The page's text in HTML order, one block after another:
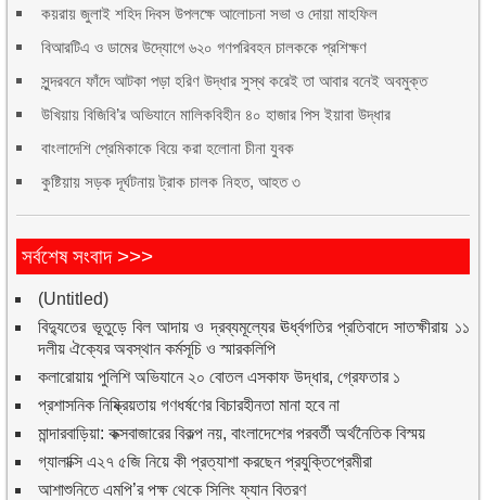
কয়রায় জুলাই শহিদ দিবস উপলক্ষে আলোচনা সভা ও দোয়া মাহফিল
বিআরটিএ ও ডামের উদ্যোগে ৬২০ গণপরিবহন চালককে প্রশিক্ষণ
সুন্দরবনে ফাঁদে আটকা পড়া হরিণ উদ্ধার সুস্থ করেই তা আবার বনেই অবমুক্ত
উখিয়ায় বিজিবি’র অভিযানে মালিকবিহীন ৪০ হাজার পিস ইয়াবা উদ্ধার
বাংলাদেশি প্রেমিকাকে বিয়ে করা হলোনা চীনা যুবক
কুষ্টিয়ায় সড়ক দূর্ঘটনায় ট্রাক চালক নিহত, আহত ৩
সর্বশেষ সংবাদ >>>
(Untitled)
বিদ্যুতের ভূতুড়ে বিল আদায় ও দ্রব্যমূল্যের ঊর্ধ্বগতির প্রতিবাদে সাতক্ষীরায় ১১
দলীয় ঐক্যের অবস্থান কর্মসূচি ও স্মারকলিপি
কলারোয়ায় পুলিশি অভিযানে ২০ বোতল এসকাফ উদ্ধার, গ্রেফতার ১
প্রশাসনিক নিষ্ক্রিয়তায় গণধর্ষণের বিচারহীনতা মানা হবে না
মান্দারবাড়িয়া: কক্সবাজারের বিকল্প নয়, বাংলাদেশের পরবর্তী অর্থনৈতিক বিস্ময়
গ্যালাক্সি এ২৭ ৫জি নিয়ে কী প্রত্যাশা করছেন প্রযুক্তিপ্রেমীরা
আশাশুনিতে এমপি’র পক্ষ থেকে সিলিং ফ্যান বিতরণ